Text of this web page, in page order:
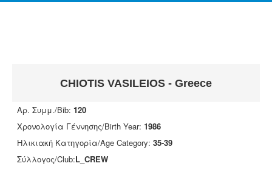
CHIOTIS VASILEIOS - Greece
Αρ. Συμμ./Bib: 120
Χρονολογία Γέννησης/Birth Year: 1986
Ηλικιακή Κατηγορία/Age Category: 35-39
Σύλλογος/Club:L_CREW